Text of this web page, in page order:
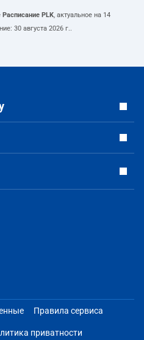
Расписание PLK, актуальное на 14
30 августа 2026 г..
Правила сервиса
приватности